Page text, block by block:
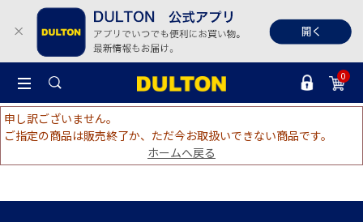
0
申し訳ございません。
ご指定の商品は販売終了か、ただ今お取扱いできない商品です。
ホームへ戻る